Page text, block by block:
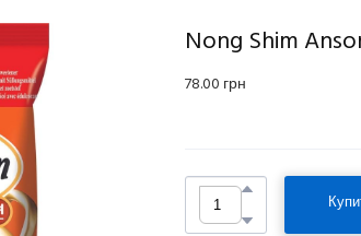
Nong Shim
78.00 грн